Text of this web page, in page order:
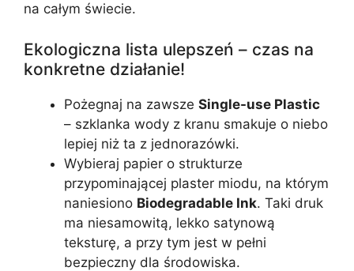
na całym świecie.
Ekologiczna lista ulepszeń – czas na
konkretne działanie!
Pożegnaj na zawsze Single-use Plastic
– szklanka wody z kranu smakuje o niebo
lepiej niż ta z jednorazówki.
Wybieraj papier o strukturze
przypominającej plaster miodu, na którym
naniesiono Biodegradable Ink. Taki druk
ma niesamowitą, lekko satynową
teksturę, a przy tym jest w pełni
bezpieczny dla środowiska.